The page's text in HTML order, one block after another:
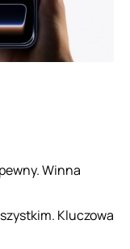
Winna
Kluczowa